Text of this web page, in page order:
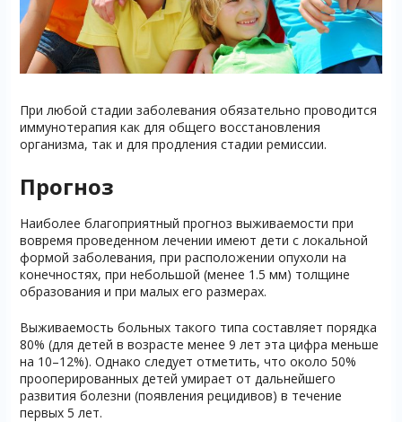
При любой стадии заболевания обязательно проводится
иммунотерапия как для общего восстановления
организма, так и для продления стадии ремиссии.
Прогноз
Наиболее благоприятный прогноз выживаемости при
вовремя проведенном лечении имеют дети с локальной
формой заболевания, при расположении опухоли на
конечностях, при небольшой (менее 1.5 мм) толщине
образования и при малых его размерах.
Выживаемость больных такого типа составляет порядка
80% (для детей в возрасте менее 9 лет эта цифра меньше
на 10–12%). Однако следует отметить, что около 50%
прооперированных детей умирает от дальнейшего
развития болезни (появления рецидивов) в течение
первых 5 лет.